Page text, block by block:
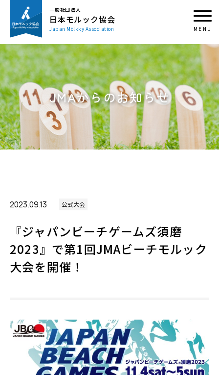
一般社団法人
日本モルック協会
Japan Mölkky Association
JMAからのお知らせ
2023.09.13 公式大会
『ジャパンビーチゲームズ須磨
2023』で第1回JMAビーチモルック
大会を開催！